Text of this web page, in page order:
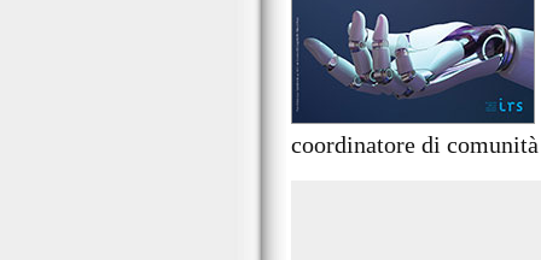
coordinatore di comunità